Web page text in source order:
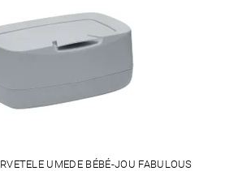
UMEDE BÉBÉ-JOU FABULOUS